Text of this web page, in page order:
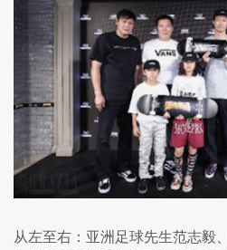
从左至右：亚洲足球先生范志毅